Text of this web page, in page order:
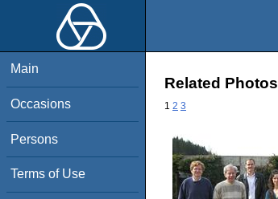
Main
Occasions
Persons
Terms of Use
Related Photos
1 2 3